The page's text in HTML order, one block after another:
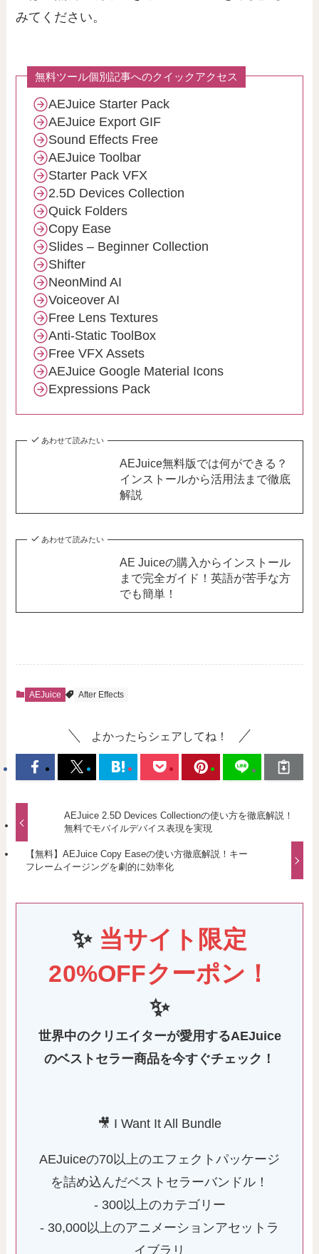
みてください。
無料ツール個別記事へのクイックアクセス
AEJuice Starter Pack
AEJuice Export GIF
Sound Effects Free
AEJuice Toolbar
Starter Pack VFX
2.5D Devices Collection
Quick Folders
Copy Ease
Slides – Beginner Collection
Shifter
NeonMind AI
Voiceover AI
Free Lens Textures
Anti-Static ToolBox
Free VFX Assets
AEJuice Google Material Icons
Expressions Pack
あわせて読みたい
AEJuice無料版では何ができる？
インストールから活用法まで徹底
解説
あわせて読みたい
AE Juiceの購入からインストール
まで完全ガイド！英語が苦手な方
でも簡単！
AEJuice After Effects
よかったらシェアしてね！
AEJuice 2.5D Devices Collectionの使い方を徹底解説！
無料でモバイルデバイス表現を実現
【無料】AEJuice Copy Easeの使い方徹底解説！キー
フレームイージングを劇的に効率化
✨ 当サイト限定
20%OFFクーポン！
✨
世界中のクリエイターが愛用するAEJuice
のベストセラー商品を今すぐチェック！
🎥 I Want It All Bundle
AEJuiceの70以上のエフェクトパッケージ
を詰め込んだベストセラーバンドル！
- 300以上のカテゴリー
- 30,000以上のアニメーションアセットラ
イブラリ